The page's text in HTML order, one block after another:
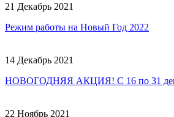
21 Декабрь 2021
Режим работы на Новый Год 2022
14 Декабрь 2021
НОВОГОДНЯЯ АКЦИЯ! С 16 по 31
22 Ноябрь 2021